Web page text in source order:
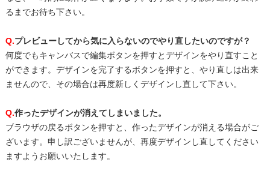
るまでお待ち下さい。
Q.プレビューしてから気に入らないのでやり直したいのですが？
何度でもキャンバスで編集ボタンを押すとデザインをやり直すこと
ができます。デザインを完了するボタンを押すと、やり直しは出来
ませんので、その場合は再度新しくデザインし直して下さい。
Q.作ったデザインが消えてしまいました。
ブラウザの戻るボタンを押すと、作ったデザインが消える場合がご
ざいます。申し訳ございませんが、再度デザインし直してください
ますようお願いいたします。